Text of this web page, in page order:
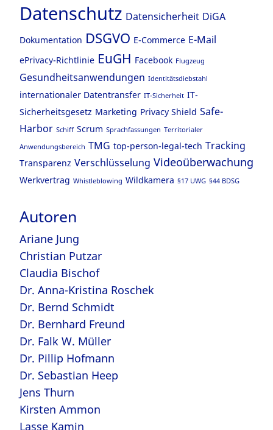
Datenschutz Datensicherheit DiGA
Dokumentation DSGVO E-Commerce E-Mail
ePrivacy-Richtlinie EuGH Facebook Flugzeug
Gesundheitsanwendungen Identitätsdiebstahl
internationaler Datentransfer IT-Sicherheit IT-
Sicherheitsgesetz Marketing Privacy Shield Safe-
Harbor Schiff Scrum Sprachfassungen Territorialer
Anwendungsbereich TMG top-person-legal-tech Tracking
Transparenz Verschlüsselung Videoüberwachung
Werkvertrag Whistleblowing Wildkamera §17 UWG §44 BDSG
Autoren
Ariane Jung
Christian Putzar
Claudia Bischof
Dr. Anna-Kristina Roschek
Dr. Bernd Schmidt
Dr. Bernhard Freund
Dr. Falk W. Müller
Dr. Pillip Hofmann
Dr. Sebastian Heep
Jens Thurn
Kirsten Ammon
Lasse Kamin